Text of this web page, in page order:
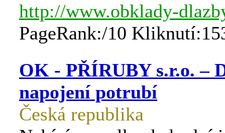
http://www.obklady-
PageRank:/10
OK - PŘÍRUBY s.r.o. –
napojení potrubí
Česká republika